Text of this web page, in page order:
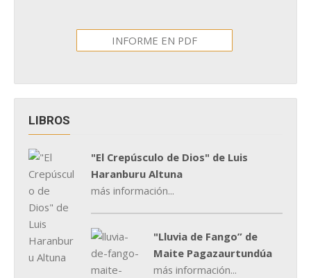
INFORME EN PDF
LIBROS
"El Crepúsculo de Dios" de Luis
Haranburu Altuna
más información...
"Lluvia de Fango” de
Maite Pagazaurtundúa
más información...